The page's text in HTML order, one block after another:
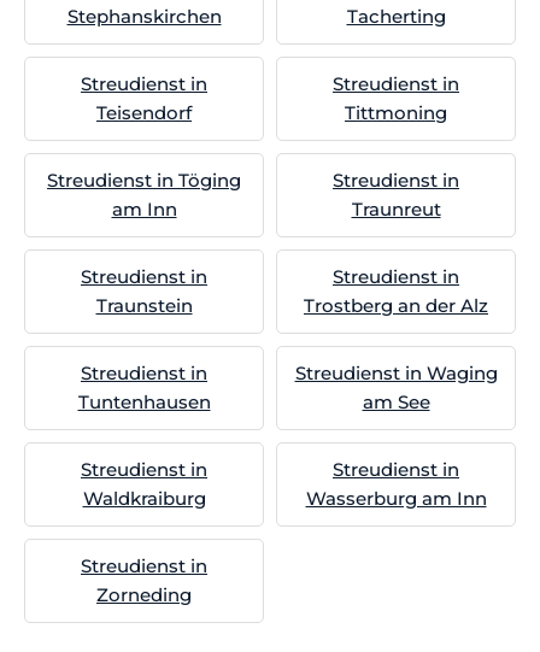
Stephanskirchen
Tacherting
Streudienst in
Teisendorf
Streudienst in
Tittmoning
Streudienst in Töging
am Inn
Streudienst in
Traunreut
Streudienst in
Traunstein
Streudienst in
Trostberg an der Alz
Streudienst in
Tuntenhausen
Streudienst in Waging
am See
Streudienst in
Waldkraiburg
Streudienst in
Wasserburg am Inn
Streudienst in
Zorneding